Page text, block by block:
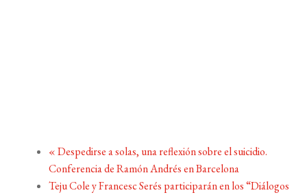
«Despedirse a solas, una reflexión sobre el suicidio.
Conferencia de Ramón Andrés en Barcelona
Teju Cole y Francesc Serés participarán en los “Diálogos